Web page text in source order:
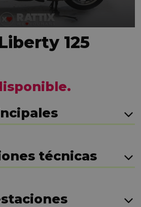
125
técnicas